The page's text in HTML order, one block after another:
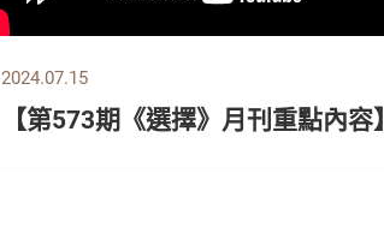
2024.07.15
【第573期《選擇》月刊重點內容】